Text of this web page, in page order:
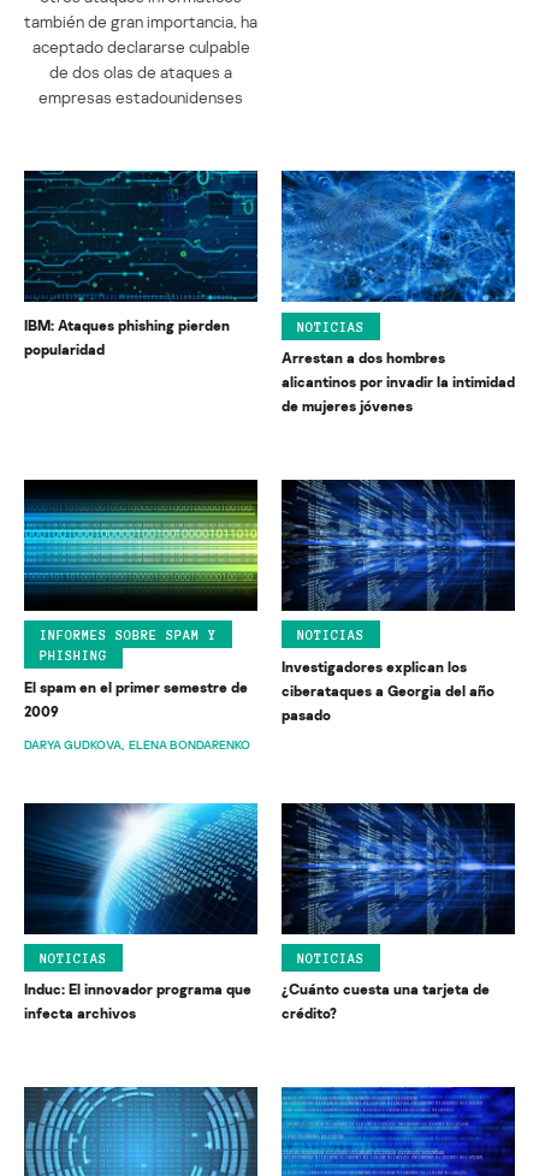
también de gran importancia, ha
aceptado declararse culpable
de dos olas de ataques a
empresas estadounidenses
IBM: Ataques phishing pierden
popularidad
NOTICIAS
Arrestan a dos hombres
alicantinos por invadir la intimidad
de mujeres jóvenes
INFORMES SOBRE SPAM Y
PHISHING
El spam en el primer semestre de
2009
DARYA GUDKOVA ELENA BONDARENKO
NOTICIAS
Investigadores explican los
ciberataques a Georgia del año
pasado
NOTICIAS
Induc: El innovador programa que
infecta archivos
NOTICIAS
¿Cuánto cuesta una tarjeta de
crédito?